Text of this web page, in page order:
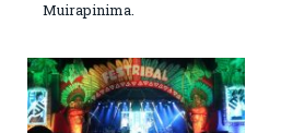
Muirapinima.